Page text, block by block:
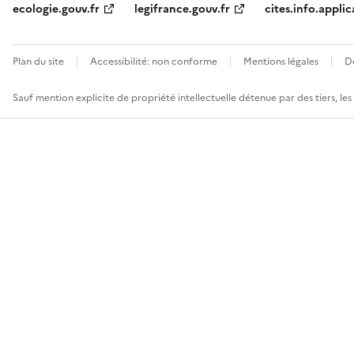
ecologie.gouv.fr
legifrance.gouv.fr
Plan du site Accessibilité: non conforme Mentions légales
Sauf mention explicite de propriété intellectuelle détenue par des tiers,